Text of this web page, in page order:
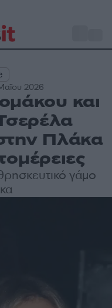
2026
και
Πλάκα
γάμο